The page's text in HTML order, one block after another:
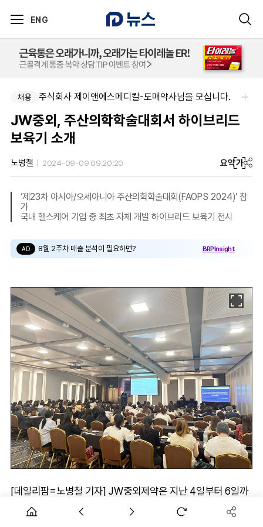
ENG
채용 주식회사 제이앤에스메디칼-도매약사님을 모십니다.
JW중외, 주산의학학술대회서 하이브리드
보육기 소개
노병철 2024-09-09 09:20:20 요약가
‘제23차 아시아/오세아니아 주산의학학술대회(FAOPS 2024)’ 참
가
국내 헬스케어 기업 중 최초 자체 개발 하이브리드 보육기 전시
AD 8월 2주차 매출 분석이 필요하면? BRPInsight
[데일리팜=노병철 기자] JW중외제약은 지난 4일부터 6일까
지 서울 강남구 코엑스에서 열린 ‘제23차 아시아/오세아니아